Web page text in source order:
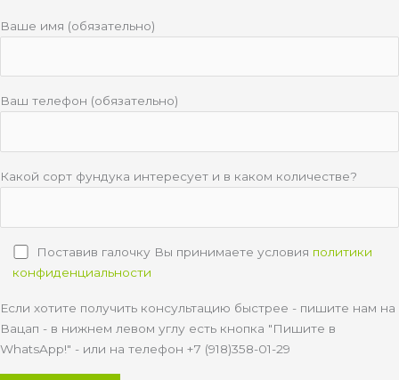
Ваше имя (обязательно)
Ваш телефон (обязательно)
Какой сорт фундука интересует и в каком количестве?
Поставив галочку Вы принимаете условия политики
конфиденциальности
Если хотите получить консультацию быстрее - пишите нам на
Вацап - в нижнем левом углу есть кнопка "Пишите в
WhatsApp!" - или на телефон +7 (918)358-01-29